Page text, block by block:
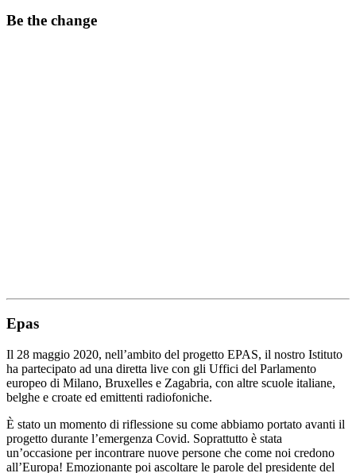
Be the change
Epas
Il 28 maggio 2020, nell’ambito del progetto EPAS, il nostro Istituto
ha partecipato ad una diretta live con gli Uffici del Parlamento
europeo di Milano, Bruxelles e Zagabria, con altre scuole italiane,
belghe e croate ed emittenti radiofoniche.
È stato un momento di riflessione su come abbiamo portato avanti il
progetto durante l’emergenza Covid. Soprattutto è stata
un’occasione per incontrare nuove persone che come noi credono
all’Europa! Emozionante poi ascoltare le parole del presidente del